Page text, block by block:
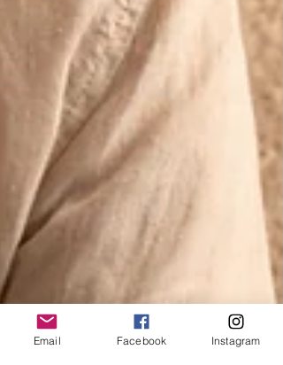
Email Facebook Instagram